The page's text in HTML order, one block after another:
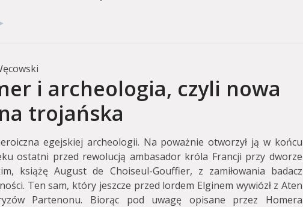
i archeologia, czyli nowa
trojańska
egejskiej archeologii. Na poważnie otworzył ją w końcu
ostatni przed rewolucją ambasador króla Francji przy dworze
książę August de Choiseul-Gouffier, z zamiłowania badacz
Ten sam, który jeszcze przed lordem Elginem wywiózł z Aten
Partenonu. Biorąc pod uwagę opisane przez Homera